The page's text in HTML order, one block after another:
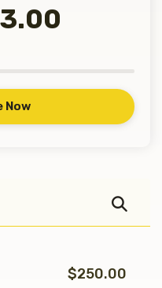
Now
$250.00